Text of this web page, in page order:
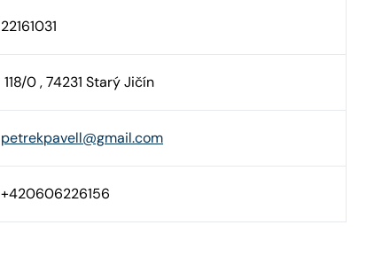
22161031
118/0 , 74231 Starý Jičín
petrekpavell@gmail.com
+420606226156